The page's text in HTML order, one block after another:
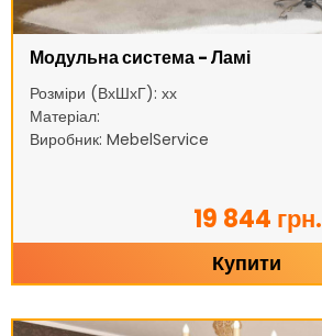
Модульна система - Ламі
Розміри (ВхШхГ): хх
Матеріал:
Виробник: MebelService
19 844 грн.
Купити